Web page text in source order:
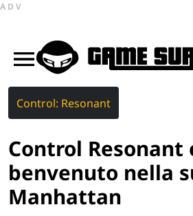
ADV
Control: Resonant
Control Resonant
benvenuto nella
Manhattan